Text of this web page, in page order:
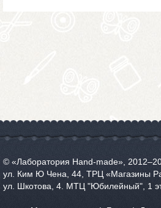
© «Лаборатория Hand-made»,
ул. Ким Ю Чена, 44, ТРЦ «Магазины
ул. Шкотова, 4. МТЦ "Юбилейный", 1